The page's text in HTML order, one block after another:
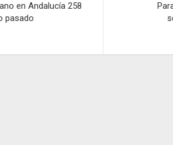
en Andalucía 258
pasado